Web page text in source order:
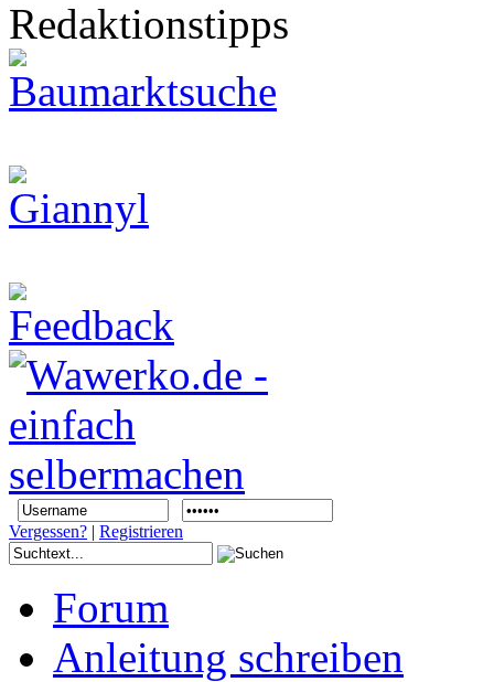
Redaktionstipps
Vergessen? | Registrieren
Forum
Anleitung schreiben